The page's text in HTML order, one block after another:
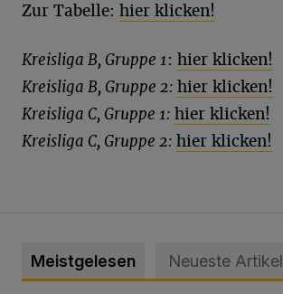
Zur Tabelle: hier klicken!
Kreisliga B, Gruppe 1: hier klicken!
Kreisliga B, Gruppe 2: hier klicken!
Kreisliga C, Gruppe 1: hier klicken!
Kreisliga C, Gruppe 2: hier klicken!
Meistgelesen Neueste Artikel